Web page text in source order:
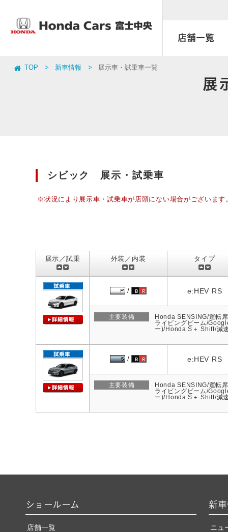
店舗一覧
店舗一覧 お店ブログ
取扱い車種一覧 おすすめ車
キャンペーン
点検
TOP 新車情報 展示車・試乗車一覧
展
シビック 展示・試乗車
※状況により展示車・試乗車が店頭にない場合がございま
展示／試乗 外装／内装 タイプ
e:HEV RS
主要装備
Honda SENSING/運転
ライビングビーム/
ー)/Honda S＋ Shift/減
e:HEV RS
主要装備
Honda SENSING/運転
ライビングビーム/
ー)/Honda S＋ Shift/減
ショールーム
店舗一覧
新
ニュ